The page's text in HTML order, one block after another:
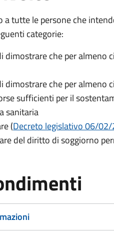
a tutte le persone che
categorie:
dimostrare che per almeno
dimostrare che per
sufficienti per il
sanitaria
(Decreto legislativo 06/
del diritto di soggiorno